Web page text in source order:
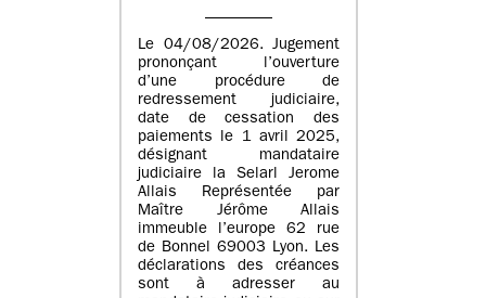
Le 04/08/2026. Jugement
prononçant l’ouverture
d’une procédure de
redressement judiciaire,
date de cessation des
paiements le 1 avril 2025,
désignant mandataire
judiciaire la Selarl Jerome
Allais Représentée par
Maître Jérôme Allais
immeuble l’europe 62 rue
de Bonnel 69003 Lyon. Les
déclarations des créances
sont à adresser au